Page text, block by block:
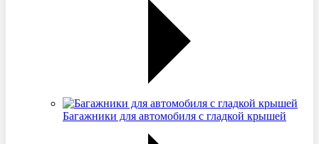
Багажники для автомобиля с гладкой крышей